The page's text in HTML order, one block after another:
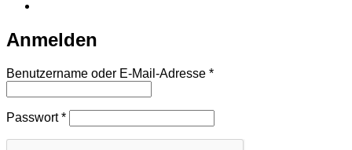
Anmelden
Benutzername oder E-Mail-Adresse *Erforderlich
Passwort*Erforderlich